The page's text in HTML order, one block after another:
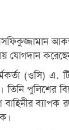
যোগদান
(ওসি)
পুলিশের
ব্যাপক